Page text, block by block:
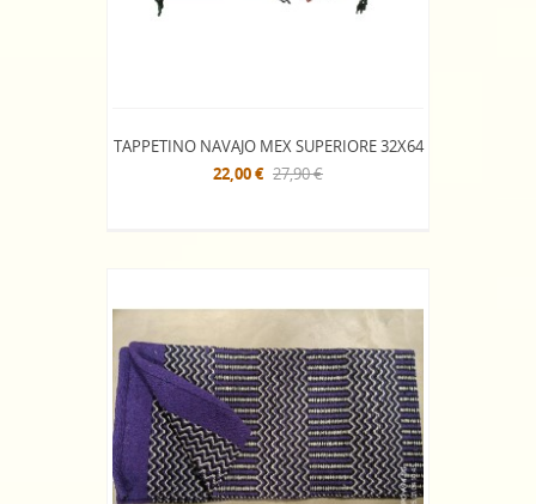
TAPPETINO NAVAJO MEX SUPERIORE 32X64
22,00 € 27,90 €